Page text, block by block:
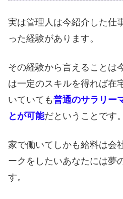
実は管理人は今紹介した仕
った経験があります。
その経験から言えることは
は一定のスキルを得れば在
いていても普通のサラリー
とが可能だということです。
家で働いてしかも給料は会
ークをしたいあなたには夢
す。